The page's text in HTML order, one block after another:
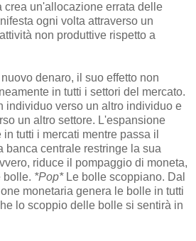
crea un'allocazione errata delle
ogni volta attraverso un
non produttive rispetto a
denaro, il suo effetto non
in tutti i settori del mercato.
individuo verso un altro individuo e
un altro settore. L'espansione
tutti i mercati mentre passa il
banca centrale restringe la sua
riduce il pompaggio di moneta,
bolle. *Pop*Le bolle scoppiano. Dal
monetaria genera le bolle in tutti
lo scoppio delle bolle si sentirà in